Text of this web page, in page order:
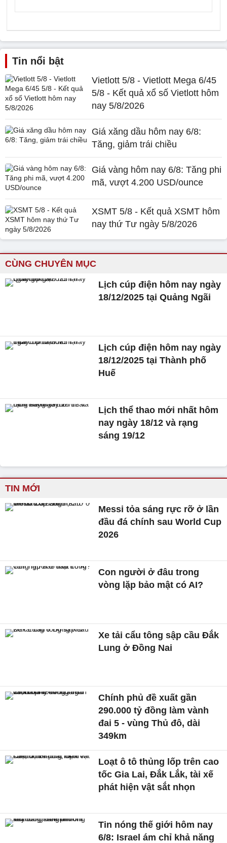
Tin nổi bật
Vietlott 5/8 - Vietlott Mega 6/45
5/8 - Kết quả xổ số Vietlott hôm
nay 5/8/2026
Giá xăng dầu hôm nay 6/8:
Tăng, giảm trái chiều
Giá vàng hôm nay 6/8: Tăng phi
mã, vượt 4.200 USD/ounce
XSMT 5/8 - Kết quả XSMT hôm
nay thứ Tư ngày 5/8/2026
CÙNG CHUYÊN MỤC
Lịch cúp điện hôm nay ngày
18/12/2025 tại Quảng Ngãi
Lịch cúp điện hôm nay ngày
18/12/2025 tại Thành phố
Huế
Lịch thể thao mới nhất hôm
nay ngày 18/12 và rạng
sáng 19/12
TIN MỚI
Messi tỏa sáng rực rỡ ở lần
đầu đá chính sau World Cup
2026
Con người ở đâu trong
vòng lặp bảo mật có AI?
Xe tải cẩu tông sập cầu Đắk
Lung ở Đồng Nai
Chính phủ đề xuất gần
290.000 tỷ đồng làm vành
đai 5 - vùng Thủ đô, dài
349km
Loạt ô tô thủng lốp trên cao
tốc Gia Lai, Đắk Lắk, tài xế
phát hiện vật sắt nhọn
Tin nóng thế giới hôm nay
6/8: Israel ám chỉ khả năng